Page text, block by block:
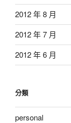
2012 年 8 月
2012 年 7 月
2012 年 6 月
分類
personal